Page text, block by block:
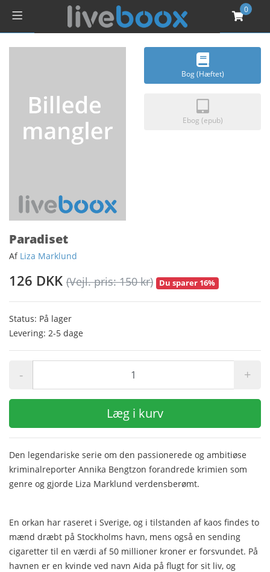
0
Bog (Hæftet)
Ebog (epub)
Paradiset
Af Liza Marklund
126 DKK (Vejl. pris: 150 kr) Du sparer 16%
Status: På lager
Levering: 2-5 dage
- +
Læg i kurv
Den legendariske serie om den passionerede og ambitiøse
kriminalreporter Annika Bengtzon forandrede krimien som
genre og gjorde Liza Marklund verdensberømt.
En orkan har raseret i Sverige, og i tilstanden af kaos findes to
mænd dræbt på Stockholms havn, mens også en sending
cigaretter til en værdi af 50 millioner kroner er forsvundet. På
havnen er en kvinde ved navn Aida på flugt for sit liv, og